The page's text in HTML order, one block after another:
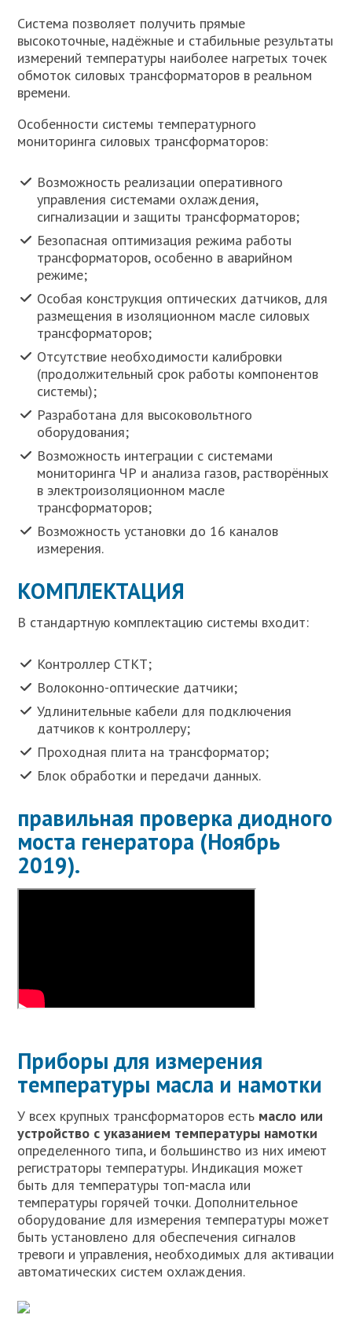
Система позволяет получить прямые
высокоточные, надёжные и стабильные результаты
измерений температуры наиболее нагретых точек
обмоток силовых трансформаторов в реальном
времени.
Особенности системы температурного
мониторинга силовых трансформаторов:
Возможность реализации оперативного
управления системами охлаждения,
сигнализации и защиты трансформаторов;
Безопасная оптимизация режима работы
трансформаторов, особенно в аварийном
режиме;
Особая конструкция оптических датчиков, для
размещения в изоляционном масле силовых
трансформаторов;
Отсутствие необходимости калибровки
(продолжительный срок работы компонентов
системы);
Разработана для высоковольтного
оборудования;
Возможность интеграции с системами
мониторинга ЧР и анализа газов, растворённых
в электроизоляционном масле
трансформаторов;
Возможность установки до 16 каналов
измерения.
КОМПЛЕКТАЦИЯ
В стандартную комплектацию системы входит:
Контроллер СТКТ;
Волоконно-оптические датчики;
Удлинительные кабели для подключения
датчиков к контроллеру;
Проходная плита на трансформатор;
Блок обработки и передачи данных.
правильная проверка диодного
моста генератора (Ноябрь
2019).
Приборы для измерения
температуры масла и намотки
У всех крупных трансформаторов есть масло или
устройство с указанием температуры намотки
определенного типа, и большинство из них имеют
регистраторы температуры. Индикация может
быть для температуры топ-масла или
температуры горячей точки. Дополнительное
оборудование для измерения температуры может
быть установлено для обеспечения сигналов
тревоги и управления, необходимых для активации
автоматических систем охлаждения.